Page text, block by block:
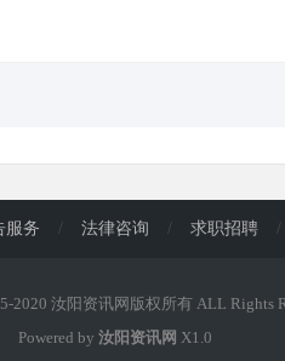
服务 / 法律咨询 / 求职招聘 /
2020 汝阳资讯网版权所有 ALL Rights
Powered by 汝阳资讯网 X1.0